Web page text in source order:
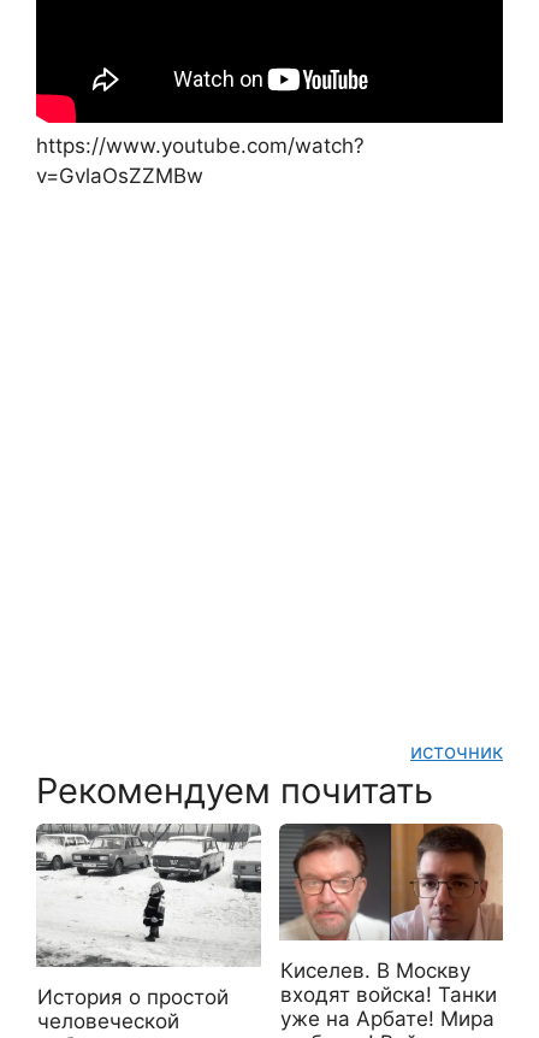
https://www.youtube.com/watch?
v=GvlaOsZZMBw
источник
Рекомендуем почитать
История о простой
человеческой
Киселев. В Москву
входят войска! Танки
уже на Арбате! Мира